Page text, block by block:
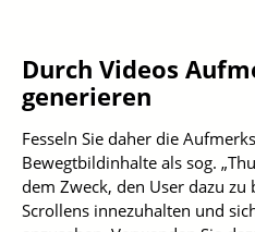
Durch Videos
generieren
Fesseln Sie daher die
Bewegtbildinhalte als sog.
dem Zweck, den User dazu
Scrollens innezuhalten und